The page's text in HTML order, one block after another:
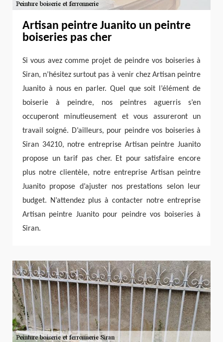
Artisan peintre Juanito un peintre
boiseries pas cher
Si vous avez comme projet de peindre vos boiseries à
Siran, n’hésitez surtout pas à venir chez Artisan peintre
Juanito à nous en parler. Quel que soit l’élément de
boiserie à peindre, nos peintres aguerris s’en
occuperont minutieusement et vous assureront un
travail soigné. D’ailleurs, pour peindre vos boiseries à
Siran 34210, notre entreprise Artisan peintre Juanito
propose un tarif pas cher. Et pour satisfaire encore
plus notre clientèle, notre entreprise Artisan peintre
Juanito propose d’ajuster nos prestations selon leur
budget. N’attendez plus à contacter notre entreprise
Artisan peintre Juanito pour peindre vos boiseries à
Siran.